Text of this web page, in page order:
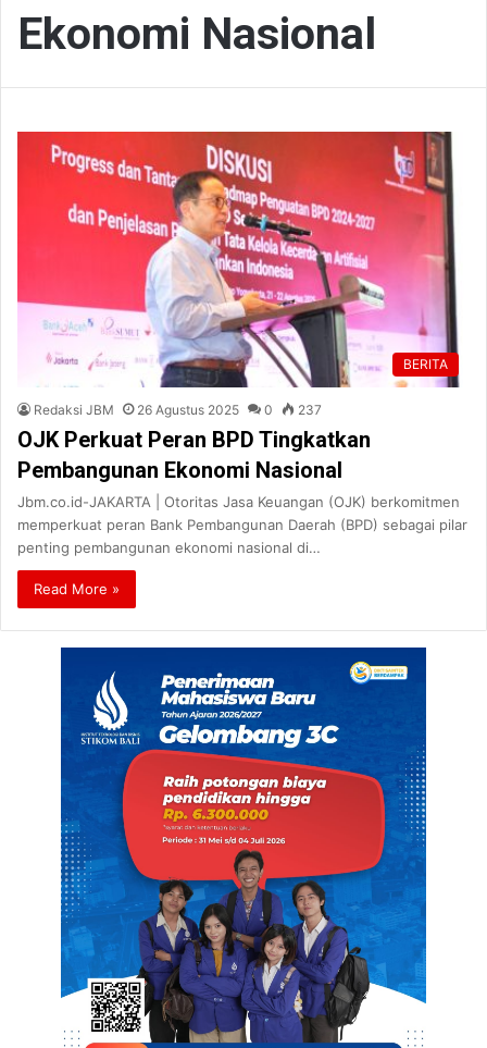
Ekonomi Nasional
BERITA
Redaksi JBM 26 Agustus 2025 0 237
OJK Perkuat Peran BPD Tingkatkan
Pembangunan Ekonomi Nasional
Jbm.co.id-JAKARTA | Otoritas Jasa Keuangan (OJK) berkomitmen
memperkuat peran Bank Pembangunan Daerah (BPD) sebagai pilar
penting pembangunan ekonomi nasional di…
Read More »